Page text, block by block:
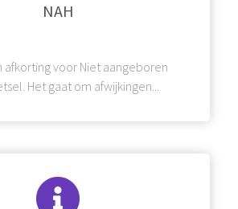
NAH
afkorting voor Niet aangeboren
Het gaat om afwijkingen...